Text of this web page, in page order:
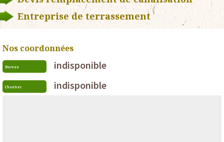
Entreprise de terrassement
Nos coordonnées
Bureau indisponible
Chantier indisponible